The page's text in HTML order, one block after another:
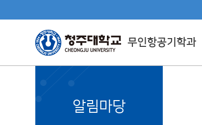
무인항공기학과
Department Directly
Managed By CJU
알림마당